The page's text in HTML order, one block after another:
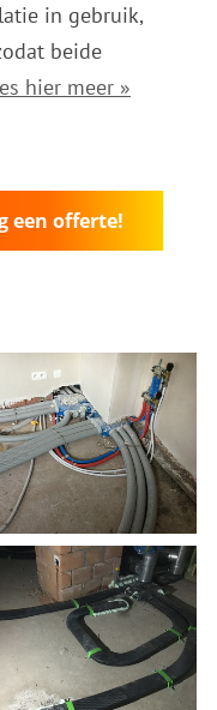
in gebruik,
beide
hier meer »
een offerte!